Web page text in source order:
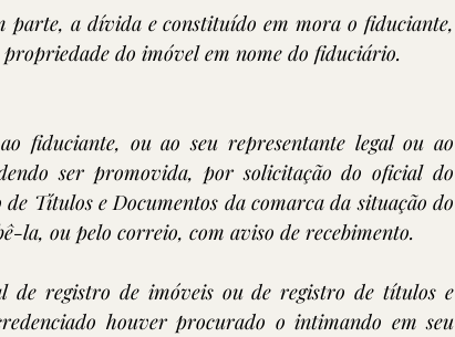
parte, a dívida e constituído em mora o fiduciante,
do imóvel em nome do fiduciário.
fiduciante, ou ao seu representante legal ou ao
ser promovida, por solicitação do oficial do
Títulos e Documentos da comarca da situação do
la, ou pelo correio, com aviso de recebimento.
de registro de imóveis ou de registro de títulos e
houver procurado o intimando em seu